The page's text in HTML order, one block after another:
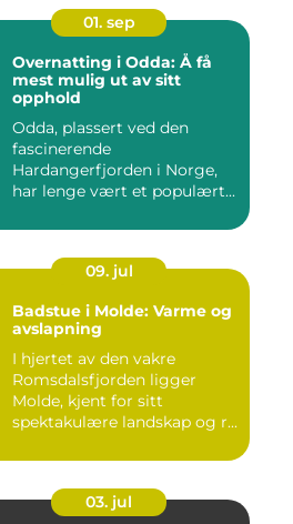
01. sep
Overnatting i Odda: Å få
mest mulig ut av sitt
opphold
Odda, plassert ved den
fascinerende
Hardangerfjorden i Norge,
har lenge vært et populært...
09. jul
Badstue i Molde: Varme og
avslapning
I hjertet av den vakre
Romsdalsfjorden ligger
Molde, kjent for sitt
spektakulære landskap og r...
03. jul